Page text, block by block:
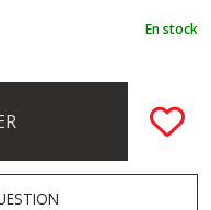
En stock